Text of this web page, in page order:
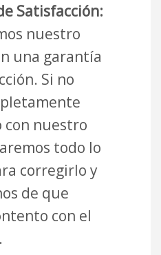
Satisfacción:
nuestro
una garantía
Si no
con nuestro
todo lo
corregirlo y
de que
con el